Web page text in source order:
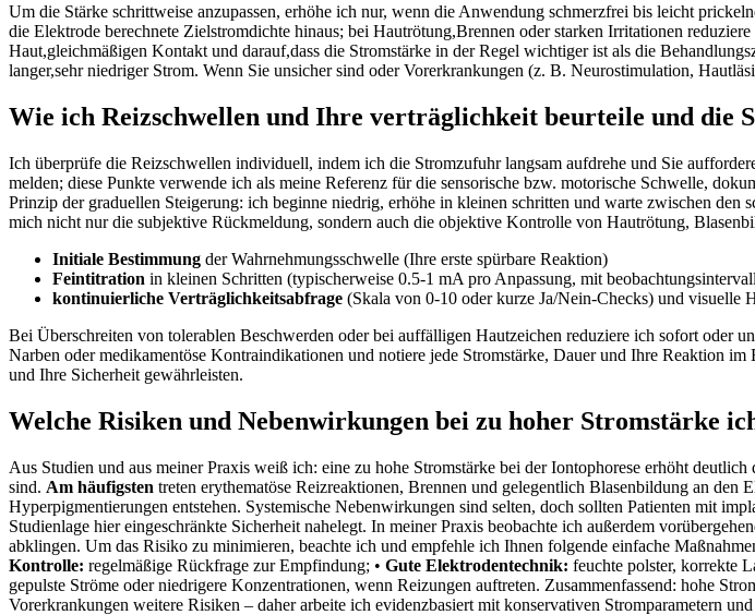
Um die ⁤Stärke ⁣schrittweise anzupassen, erhöhe ich nur, wenn die Anwendung schmerzfrei bis leicht
die Elektrode berechnete Zielstromdichte hinaus; bei⁣ Hautrötung,Brennen oder starken Irritationen
Haut,gleichmäßigen Kontakt und darauf,dass die Stromstärke in der Regel wichtiger ist als die
langer,sehr niedriger Strom. Wenn Sie unsicher ⁢sind oder Vorerkrankungen (z. B. Neurostimulation,
Wie ich Reizschwellen und Ihre verträglichkeit beurteile ⁢und die
Ich überprüfe die Reizschwellen individuell, ​indem ⁢ich die Stromzufuhr langsam⁣ aufdrehe und Sie
melden; diese ⁤Punkte ⁢verwende ich als meine⁤ Referenz ‍für die sensorische bzw. motorische Schwelle,
Prinzip der graduellen Steigerung: ich beginne niedrig, erhöhe in kleinen schritten und‌ warte zwischen
mich nicht nur die subjektive Rückmeldung, sondern auch die objektive Kontrolle von Hautrötung,
Initiale Bestimmung der Wahrnehmungsschwelle⁤ (Ihre erste spürbare Reaktion)
Feintitration in kleinen Schritten (typischerweise 0.5-1 mA pro Anpassung, mit
kontinuierliche Verträglichkeitsabfrage (Skala von 0-10 oder kurze Ja/Nein-Checks) und visuelle
Bei Überschreiten ​von tolerablen Beschwerden oder bei auffälligen Hautzeichen reduziere ich sofort oder
Narben oder medikamentöse Kontraindikationen und notiere jede Stromstärke,⁤ Dauer⁢ und Ihre‍ Reaktion
‌und Ihre Sicherheit gewährleisten.
Welche Risiken und ⁢Nebenwirkungen bei zu hoher Stromstärke⁤
Aus Studien und aus meiner Praxis weiß ich: eine zu hohe⁣ Stromstärke bei der Iontophorese erhöht
sind. Am häufigsten treten erythematöse⁣ Reizreaktionen, Brennen ‍und ⁤gelegentlich Blasenbildung an den
Hyperpigmentierungen entstehen. Systemische Nebenwirkungen sind selten, doch sollten Patienten ‍mit
Studienlage hier⁣ eingeschränkte Sicherheit nahelegt. In meiner Praxis beobachte ich außerdem
abklingen. Um das Risiko zu minimieren, beachte ich und empfehle ich Ihnen folgende einfache‌
Kontrolle: regelmäßige Rückfrage zur Empfindung; • Gute Elektrodentechnik: feuchte polster, korrekte
gepulste Ströme oder niedrigere Konzentrationen, wenn Reizungen auftreten. Zusammenfassend: hohe
Vorerkrankungen ‌weitere Risiken – daher arbeite ich evidenzbasiert mit konservativen Stromparametern